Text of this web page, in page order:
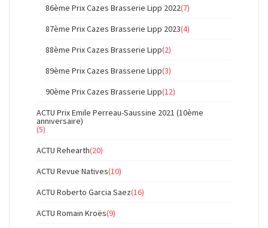
86ème Prix Cazes Brasserie Lipp 2022(7)
87ème Prix Cazes Brasserie Lipp 2023(4)
88ème Prix Cazes Brasserie Lipp(2)
89ème Prix Cazes Brasserie Lipp(3)
90ème Prix Cazes Brasserie Lipp(12)
ACTU Prix Emile Perreau-Saussine 2021 (10ème
anniversaire)
(5)
ACTU Rehearth(20)
ACTU Revue Natives(10)
ACTU Roberto Garcia Saez(16)
ACTU Romain Kroës(9)